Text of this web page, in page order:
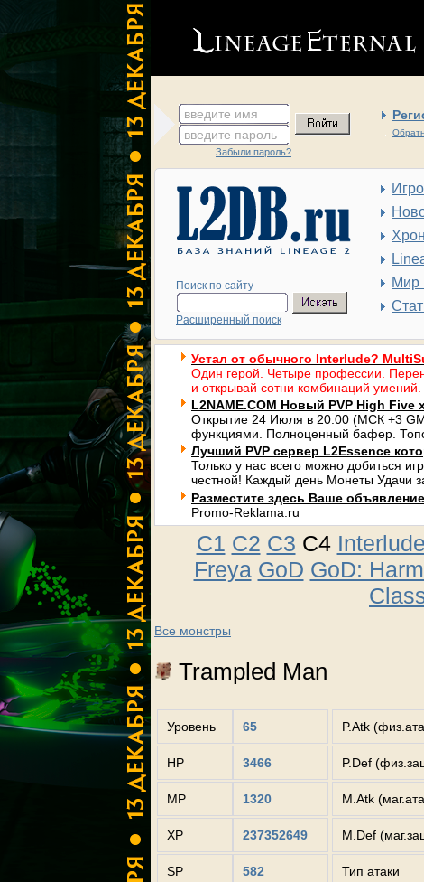
введите имя
введите пароль
Забыли пароль?
Поиск по сайту
Расширенный поиск
Мир
Устал от обычного Interlude?
Один герой. Четыре профессии.
и открывай сотни комбинаций умений.
L2NAME.COM Новый PVP High
Открытие 24 Июля в 20:00 (МСК +3
функциями. Полноценный бафер.
Лучший PVP сервер L2Essence
Только у нас всего можно добиться
честной! Каждый день Монеты Удачи
Разместите здесь Ваше
Promo-Reklama.ru
C1 C2 C3 C4 Interlude
Freya GoD GoD:
Все монстры
Trampled Man
Уровень 65
HP 3466
MP 1320
XP 237352649
SP 582
P.Atk
P.Def
M.Atk
M.Def
Тип атаки